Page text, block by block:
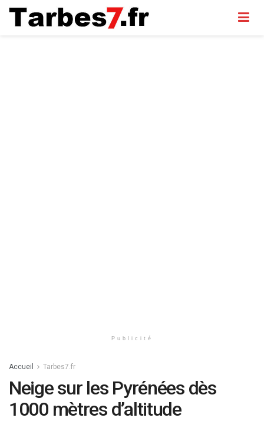
Publicité
Accueil Tarbes7.fr
Neige sur les Pyrénées dès
1000 mètres d’altitude